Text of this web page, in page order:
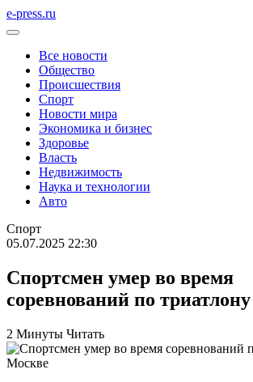
e-press.ru
Все новости
Общество
Происшествия
Спорт
Новости мира
Экономика и бизнес
Здоровье
Власть
Недвижимость
Наука и технологии
Авто
Спорт
05.07.2025 22:30
Спортсмен умер во время
соревнований по
2 Минуты Читать